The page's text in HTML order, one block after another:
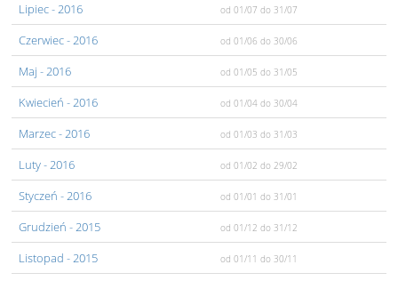
Lipiec- 2016 od 01/07 do 31/07
Czerwiec- 2016 od 01/06 do 30/06
Maj - 2016 od 01/05 do 31/05
Kwiecień - 2016 od 01/04 do 30/04
Marzec- 2016 od 01/03 do 31/03
Luty- 2016 od 01/02 do 29/02
Styczeń - 2016 od 01/01 do 31/01
Grudzień - 2015 od 01/12 do 31/12
Listopad - 2015 od 01/11 do 30/11